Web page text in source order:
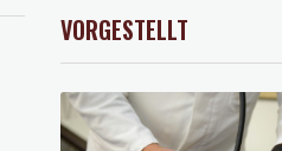
schließen
übernimmt Ermittlungen
1.36%
0.06%
VORGESTELLT